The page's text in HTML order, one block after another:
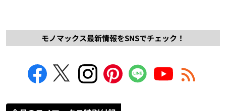
モノマックス最新情報をSNSでチェック！